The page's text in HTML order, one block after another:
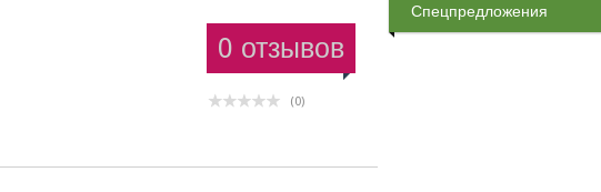
0 отзывов
(0)
Спецпредложения